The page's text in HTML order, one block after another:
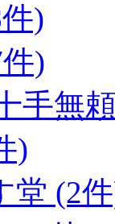
)
)
手無
)
堂 (2